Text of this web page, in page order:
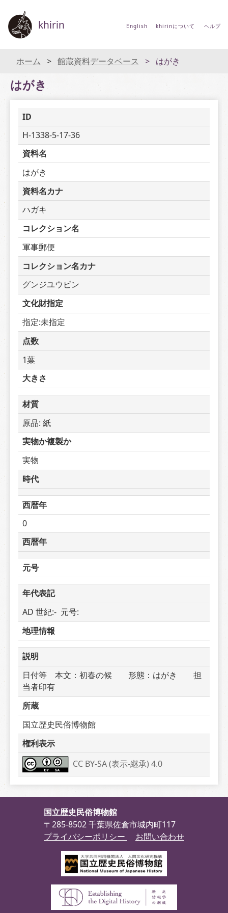
khirin English khirinについて ヘルプ
ホーム 館蔵資料データベース はがき
はがき
ID
H-1338-5-17-36
資料名
はがき
資料名カナ
ハガキ
コレクション名
軍事郵便
コレクション名カナ
グンジユウビン
文化財指定
指定:未指定
点数
1葉
大きさ
材質
原品: 紙
実物か複製か
実物
時代
西暦年
0
西暦年
元号
年代表記
AD 世紀:-  元号:
地理情報
説明
日付等　本文：初春の候　　形態：はがき　　担
当者印有
所蔵
国立歴史民俗博物館
権利表示
CC BY-SA (表示-継承) 4.0
国立歴史民俗博物館
〒285-8502 千葉県佐倉市城内町117
プライバシーポリシー
お問い合わせ